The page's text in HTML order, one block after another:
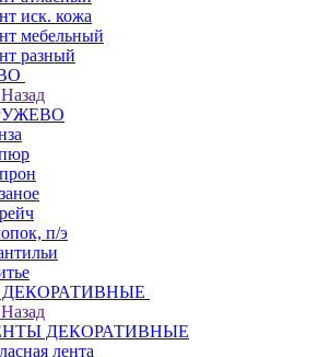
иск. кожа
мебельный
разный
Назад
п/э
Назад
ДЕКОРАТИВНЫЕ
лента